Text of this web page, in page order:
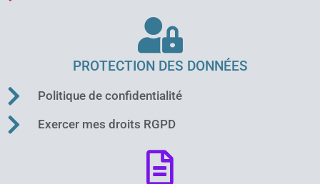
PROTECTION DES DONNÉES
Politique de confidentialité
Exercer mes droits RGPD